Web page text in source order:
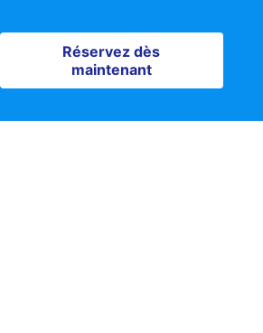
Réservez dès
maintenant
Réservez dès maintenant